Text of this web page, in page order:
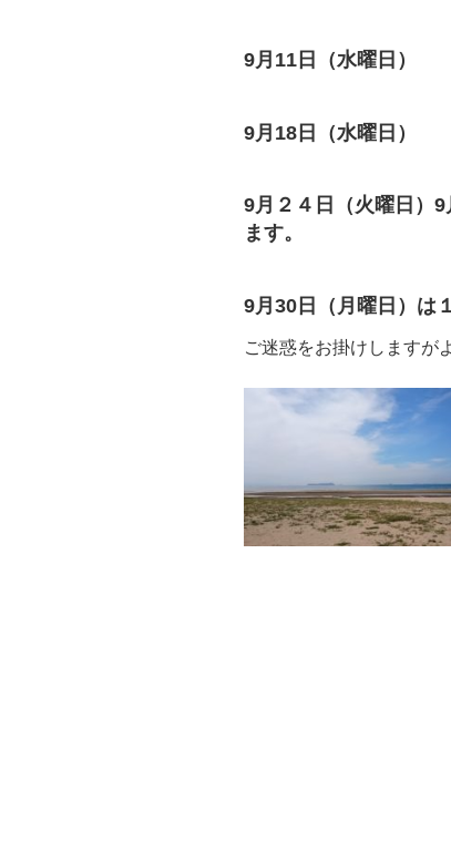
9月11日（水曜日）
9月18日（水曜日）
9月２４日（火曜日）
ます。
9月30日（月曜日）は
ご迷惑をお掛けしますが